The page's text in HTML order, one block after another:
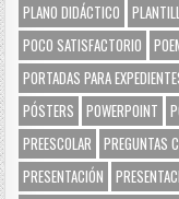
PLANO DIDÁCTICO
POCO SATISFACTORIO
PORTADAS PARA
PÓSTERS
POWERPOINT
PREESCOLAR
PREGUNTAS
PRESENTACIÓN